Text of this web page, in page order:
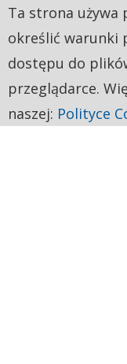
Ta strona używa
określić warunki
dostępu do
przeglądarce.
naszej: Polityce